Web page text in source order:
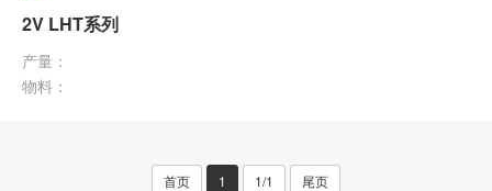
2V LHT系列
产量：
物料：
首页 1 1/1 尾页